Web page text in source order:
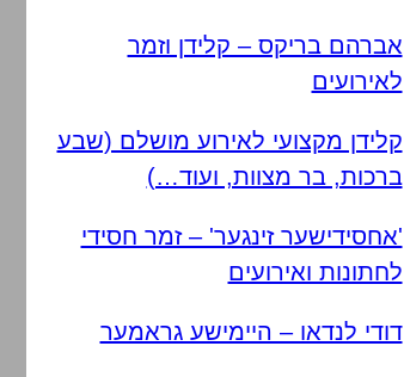
אברהם בריקס – קלידן וזמר
לאירועים
קלידן מקצועי לאירוע מושלם (שבע
ברכות, בר מצוות, ועוד…)
'אחסידישער זינגער' – זמר חסידי
לחתונות ואירועים
דודי לנדאו – היימישע גראמער